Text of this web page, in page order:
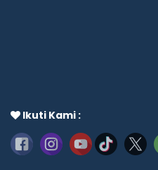
Ikuti Kami :